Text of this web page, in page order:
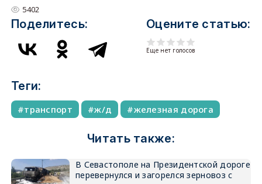
5402
Поделитесь: Оцените статью:
Еще нет голосов
Теги:
транспорт ж/д железная дорога
Читать также:
В Севастополе на Президентской дороге
перевернулся и загорелся зерновоз с